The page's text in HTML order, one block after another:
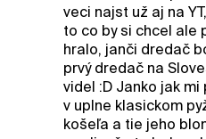
veci najst už aj na
to co by si chcel ale
hralo, janči dredač
prvý dredač na
videl :D Janko jak
v uplne klasickom
košeľa a tie jeho